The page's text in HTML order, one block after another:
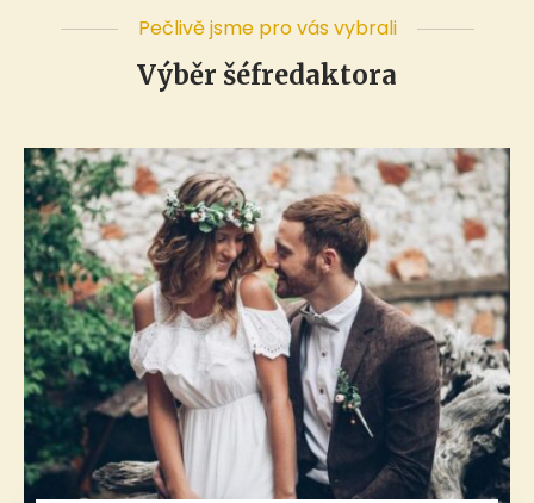
Pečlivě jsme pro vás vybrali
Výběr šéfredaktora